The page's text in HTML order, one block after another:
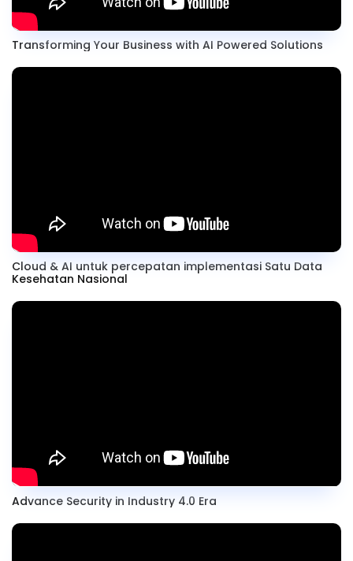
Transforming Your Business with AI Powered Solutions
Cloud & AI untuk percepatan implementasi Satu Data
Kesehatan Nasional
Advance Security in Industry 4.0 Era